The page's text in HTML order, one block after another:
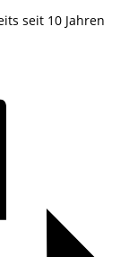
seit 10 Jahren